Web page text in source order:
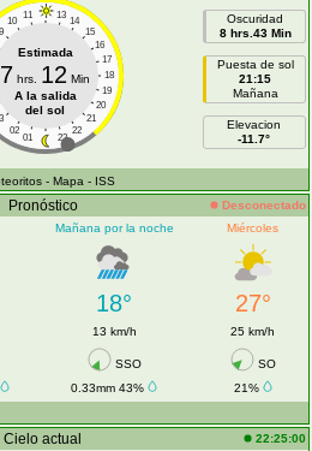
11 13
10
14
15
16
17
18
19
20
21
02
22
01 23
Estimada
7 hrs. 12 Min
A la salida
del sol
Oscuridad
8 hrs.43 Min
Puesta de sol
21:15
Mañana
Elevacion
-11.7°
- Mapa - ISS
Pronóstico
Desconectado
Mañana por la noche Miércoles
18° 27°
13 km/h 25 km/h
SSO
SO
0.33mm 43%
21%
Cielo actual 22:25:00